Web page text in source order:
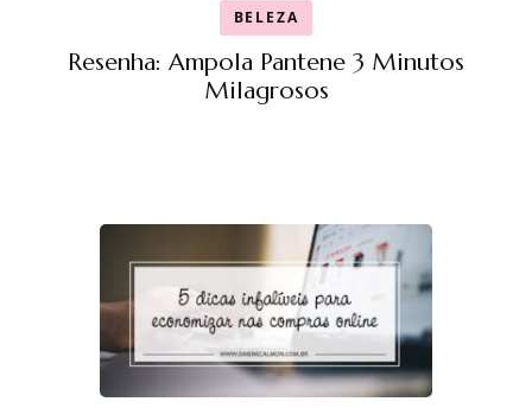
BELEZA
Resenha: Ampola Pantene 3 Minutos
Milagrosos